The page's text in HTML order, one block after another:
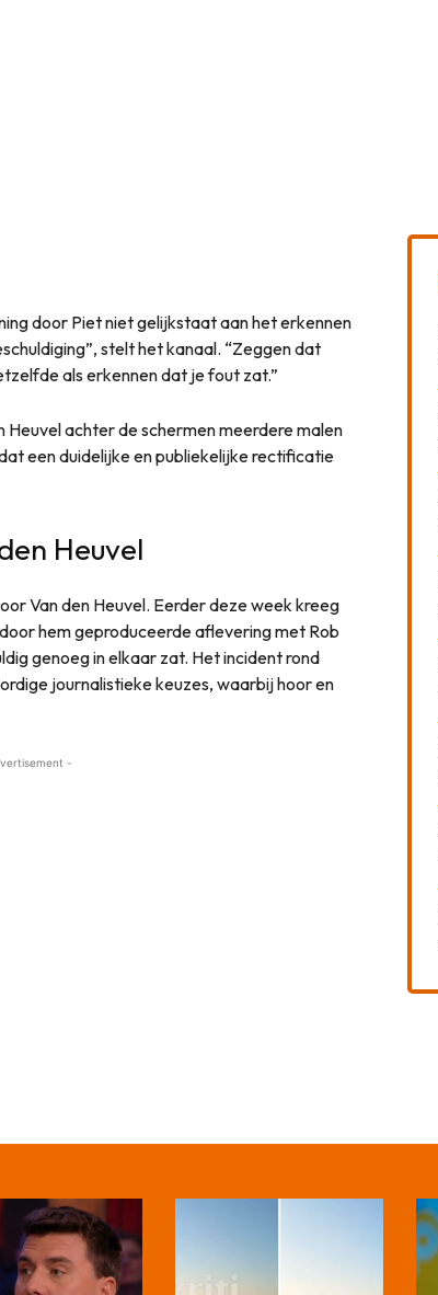
door Piet niet gelijkstaat aan het erkennen
stelt het kanaal. “Zeggen dat
als erkennen dat je fout zat.”
Heuvel achter de schermen meerdere malen
een duidelijke en publiekelijke rectificatie
Heuvel
Van den Heuvel. Eerder deze week kreeg
hem geproduceerde aflevering met Rob
genoeg in elkaar zat. Het incident rond
journalistieke keuzes, waarbij hoor en
-